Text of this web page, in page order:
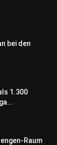
bei den
1.300
Raum